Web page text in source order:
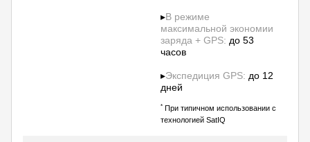
▸В режиме
максимальной экономии
заряда + GPS: до 53
часов
▸Экспедиция GPS: до 12
дней
* При типичном использовании с
технологией SatIQ